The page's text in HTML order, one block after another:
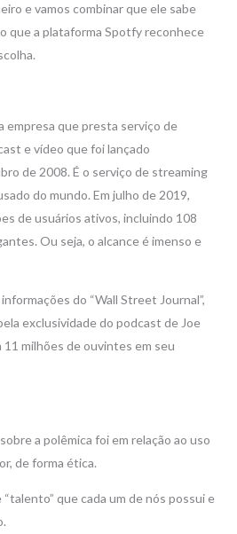
e vamos combinar que ele sabe
que a plataforma Spotfy reconhece
empresa que presta serviço de
e vídeo que foi lançado
de 2008. É o serviço de streaming
do mundo. Em julho de 2019,
de usuários ativos, incluindo 108
Ou seja, o alcance é imenso e
do “Wall Street Journal”,
exclusividade do podcast de Joe
11 milhões de ouvintes em seu
a polêmica foi em relação ao uso
de forma ética.
que cada um de nós possui e